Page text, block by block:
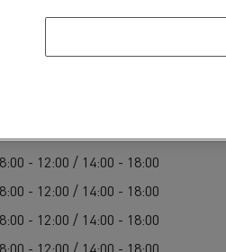
-
- 12:00 / 14:00 - 18:00
- 12:00 / 14:00 - 18:00
- 12:00 / 14:00 - 18:00
- 12:00 / 14:00 - 18:00